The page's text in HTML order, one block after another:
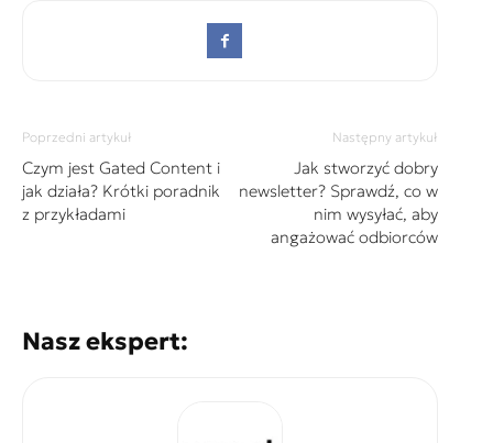
Poprzedni artykuł
Czym jest Gated Content i
jak działa? Krótki poradnik
z przykładami
Następny artykuł
Jak stworzyć dobry
newsletter? Sprawdź, co w
nim wysyłać, aby
angażować odbiorców
Nasz ekspert: